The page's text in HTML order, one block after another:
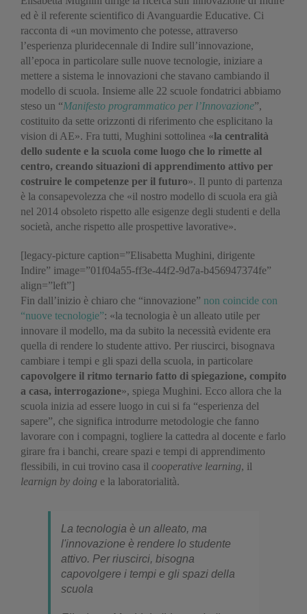
ed è il referente scientifico di Avanguardie Educative. Ci
racconta di «un movimento che potesse, attraverso
l’esperienza pluridecennale di Indire sull’innovazione,
all’epoca in particolare sulle nuove tecnologie, iniziare a
mettere a sistema le innovazioni che stavano cambiando il
modello di scuola. Insieme alle 22 scuole fondatrici abbiamo
steso un “Manifesto programmatico per l’Innovazione”,
costituito da sette orizzonti di riferimento che esplicitano la
vision di AE». Fra tutti, Mughini sottolinea «la centralità
dello sudente e la scuola come luogo che lo rimette al
centro, creando situazioni di apprendimento attivo per
costruire le competenze per il futuro». Il punto di partenza
è la consapevolezza che «il nostro modello di scuola era già
nel 2014 obsoleto rispetto alle esigenze degli studenti e della
società, anche rispetto alle prospettive lavorative».
[legacy-picture caption=”Elisabetta Mughini, dirigente
Indire” image=”01f04a55-ff3e-44f2-9d7a-b456947374fe”
align=”left”]
Fin dall’inizio è chiaro che “innovazione” non coincide con
“nuove tecnologie”: «la tecnologia è un alleato utile per
innovare il modello, ma da subito la necessità evidente era
quella di rendere lo studente attivo. Per riuscirci, bisognava
cambiare i tempi e gli spazi della scuola, in particolare
capovolgere il ritmo ternario fatto di spiegazione, compito
a casa, interrogazione», spiega Mughini. Ecco allora che la
scuola inizia ad essere luogo in cui si fa “esperienza del
sapere”, che significa introdurre metodologie che fanno
lavorare con i compagni, togliere la cattedra al docente e farlo
girare fra i banchi, creare spazi e tempi di apprendimento
flessibili, in cui trovino casa il cooperative learning, il
learnign by doing e la laboratorialità.
La tecnologia è un alleato, ma
l'innovazione è rendere lo studente
attivo. Per riuscirci, bisogna
capovolgere i tempi e gli spazi della
scuola